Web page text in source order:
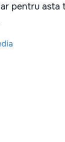
pentru asta